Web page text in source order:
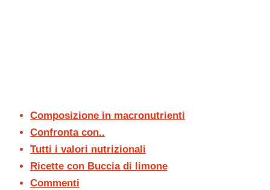
Composizione in macronutrienti
Confronta con..
Tutti i valori nutrizionali
Ricette con Buccia di limone
Commenti